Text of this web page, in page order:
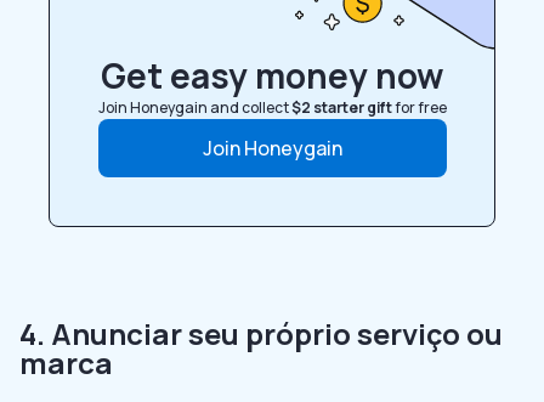
Get easy money now
Join Honeygain and collect$2 starter giftfor free
Join Honeygain
4. Anunciar seu próprio serviço ou
marca